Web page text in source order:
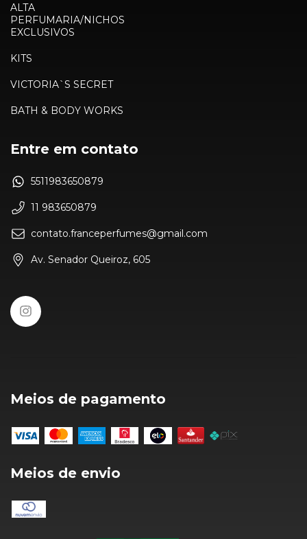
ALTA
PERFUMARIA/NICHOS
EXCLUSIVOS
KITS
VICTORIA`S SECRET
BATH & BODY WORKS
Entre em contato
5511983650879
11 983650879
contato.franceperfumes@gmail.com
Av. Senador Queiroz, 605
Meios de pagamento
Meios de envio